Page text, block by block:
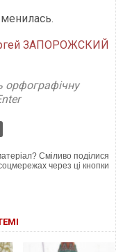
ЗАПОРОЖСКИЙ
орфографічну
Сміливо поділися
через ці кнопки